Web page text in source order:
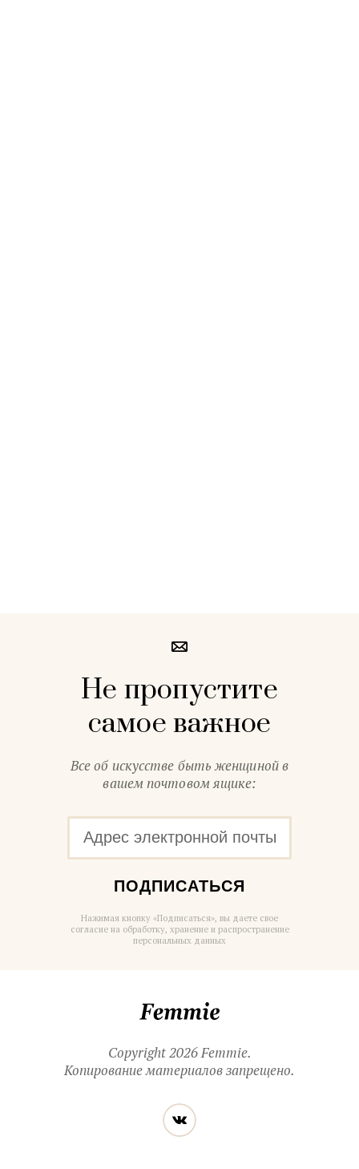
Не пропустите
самое важное
Все об искусстве быть женщиной в
вашем почтовом ящике:
ПОДПИСАТЬСЯ
Нажимая кнопку «Подписаться», вы даете свое
согласие на обработку, хранение и распространение
персональных данных
Copyright 2026 Femmie.
Копирование материалов запрещено.
Читайте
нас
в социальных